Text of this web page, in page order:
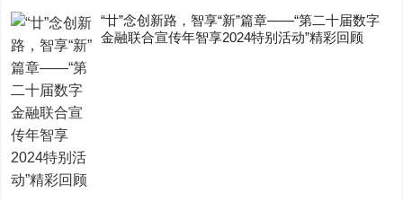
“廿”念创新路，智享“新”篇章——“第二十届数字
金融联合宣传年智享2024特别活动”精彩回顾